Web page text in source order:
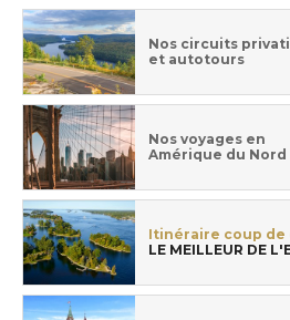
Nos circuits
et autotours
Nos voyages en
Amérique du Nord
Itinéraire coup
LE MEILLEUR DE